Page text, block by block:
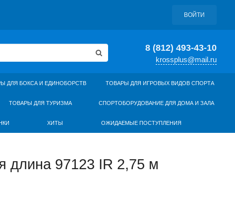
ВОЙТИ
8 (812) 493-43-10
krossplus@mail.ru
ДЛЯ БОКСА И ЕДИНОБОРСТВ ТОВАРЫ ДЛЯ ИГРОВЫХ ВИДОВ СПОРТА
ТОВАРЫ ДЛЯ ТУРИЗМА СПОРТОБОРУДОВАНИЕ ДЛЯ ДОМА И ЗАЛА
ХИТЫ ОЖИДАЕМЫЕ ПОСТУПЛЕНИЯ
длина 97123 IR 2,75 м